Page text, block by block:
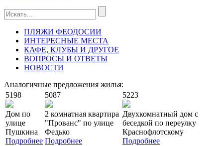
ПЛЯЖИ ФЕОДОСИИ
ИНТЕРЕСНЫЕ МЕСТА
КАФЕ, КЛУБЫ И ДРУГОЕ
ВОПРОСЫ И ОТВЕТЫ
НОВОСТИ
Аналогичные предложения жилья:
5198
Дом по
улице
Пушкина
Подробнее
5087
2 комнатная квартира
"Прованс" по улице
Федько
Подробнее
5223
Двухкомнатный дом с
беседкой по переулку
Краснофлотскому
Подробнее